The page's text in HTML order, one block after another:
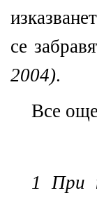
се
2004).
Все
1При